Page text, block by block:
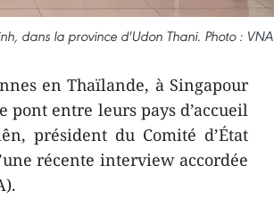
dans la province d'Udon Thani. Photo : VNA
en Thaïlande, à Singapour
entre leurs pays d’accueil
président du Comité d’État
récente interview accordée